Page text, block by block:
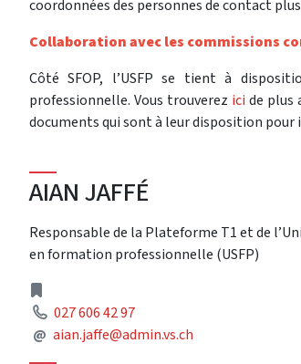
coordonnées des personnes de contact
Collaboration avec les commissions
Côté SFOP, l’USFP se tient à
professionnelle. Vous trouverez ici de plus
documents qui sont à leur disposition
AIAN JAFFÉ
Responsable de la Plateforme T1 et de
en formation professionnelle (USFP)
Phone
027 606 42 97
@ Mail
aian.jaffe@admin.vs.ch